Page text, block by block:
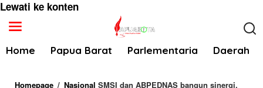
Lewati ke konten
Home Papua Barat Parlementaria Daerah
Homepage / Nasional SMSI dan ABPEDNAS bangun sinergi,